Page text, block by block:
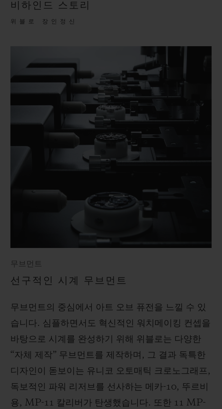
클래식 퓨전 오리지널은 시대를 초월하는 심플한
디자인으로 혈기왕성하면서도 성숙한 매력을 표현
합니다.
비하인드 스토리
위블로 장인정신
무브먼트
선구적인 시계 무브먼트
무브먼트의 중심에서 아트 오브 퓨전을 느낄 수 있
습니다. 심플하면서도 혁신적인 워치메이킹 컨셉을
바탕으로 시계를 완성하기 위해 위블로는 다양한
“자체 제작” 무브먼트를 제작하며, 그 결과 독특한
디자인이 돋보이는 유니코 오토매틱 크로노그래프,
독보적인 파워 리저브를 선사하는 메카-10, 뚜르비
용, MP-11 칼리버가 탄생했습니다. 또한 11 MP-